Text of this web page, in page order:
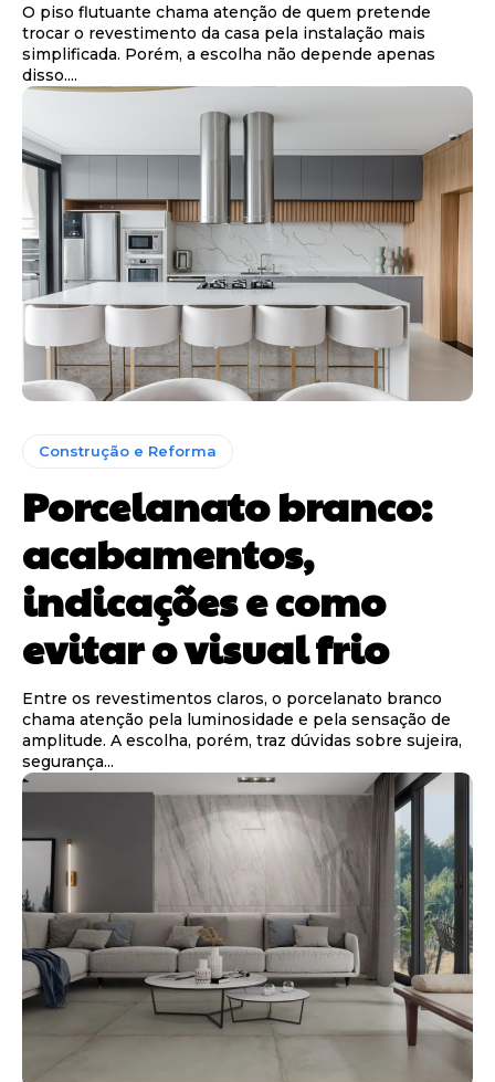
O piso flutuante chama atenção de quem pretende
trocar o revestimento da casa pela instalação mais
simplificada. Porém, a escolha não depende apenas
disso....
Construção e Reforma
Porcelanato branco:
acabamentos,
indicações e como
evitar o visual frio
Entre os revestimentos claros, o porcelanato branco
chama atenção pela luminosidade e pela sensação de
amplitude. A escolha, porém, traz dúvidas sobre sujeira,
segurança...